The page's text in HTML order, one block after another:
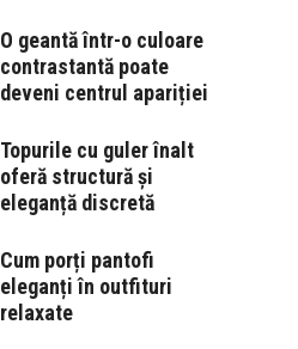
O geantă într-o culoare
contrastantă poate
deveni centrul apariției
Topurile cu guler înalt
oferă structură și
eleganță discretă
Cum porți pantofi
eleganți în outfituri
relaxate